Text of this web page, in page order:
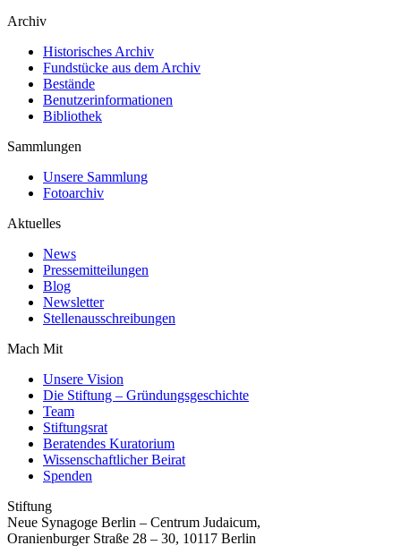
Archiv
Historisches Archiv
Fundstücke aus dem Archiv
Bestände
Benutzerinformationen
Bibliothek
Sammlungen
Unsere Sammlung
Fotoarchiv
Aktuelles
News
Pressemitteilungen
Blog
Newsletter
Stellenausschreibungen
Mach Mit
Unsere Vision
Die Stiftung – Gründungsgeschichte
Team
Stiftungsrat
Beratendes Kuratorium
Wissenschaftlicher Beirat
Spenden
Stiftung
Neue Synagoge Berlin – Centrum Judaicum,
Oranienburger Straße 28 – 30, 10117 Berlin